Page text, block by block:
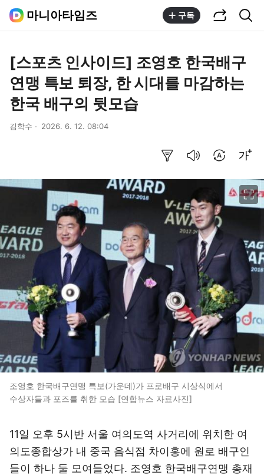
마니아타임즈 구독
[스포츠 인사이드] 조영호 한국배구
연맹 특보 퇴장, 한 시대를 마감하는
한국 배구의 뒷모습
김학수 2026. 6. 12. 08:04
조영호 한국배구연맹 특보(가운데)가 프로배구 시상식에서
수상자들과 포즈를 취한 모습 [연합뉴스 자료사진]
11일 오후 5시반 서울 여의도역 사거리에 위치한 여
의도종합상가 내 중국 음식점 차이홍에 원로 배구인
들이 하나 둘 모여들었다. 조영호 한국배구연맹 총재